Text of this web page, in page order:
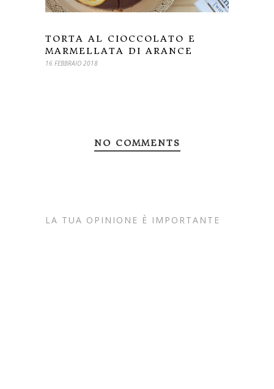
TORTA AL CIOCCOLATO E
MARMELLATA DI ARANCE
16 FEBBRAIO 2018
NO COMMENTS
LA TUA OPINIONE È IMPORTANTE